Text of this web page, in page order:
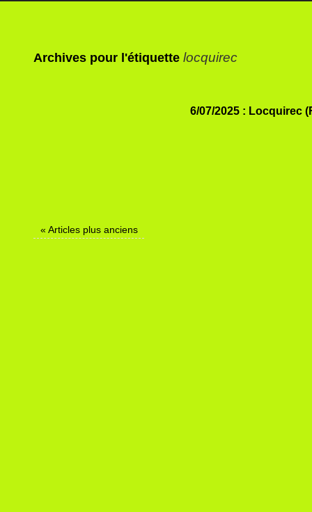
Archives pour l'étiquette locquirec
6/07/2025 : Locquirec
« Articles plus anciens